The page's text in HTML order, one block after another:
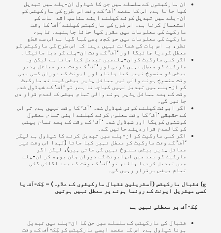
ان مارکیٹوں کے سلسلے میں جن کا شیڈول ان-پلے میں تبدیل
کیا جانا ہے، اس کا مقصد ‘آف’ کے وقت اس طرح کی مارکیٹس کو
ان-پلے میں تبدیل کرنے کیلئے اپنے مناسب اقدامات کو
استعمال کرنا ہے۔ اس طرح کی مارکیٹس کیلئے ‘آف’ کا وقت
مارکیٹ کی معلومات میں مقرر کیا جانا چاہئیے۔ تاہم،
مارکیٹ کی معلومات میں جو کچھ بھی کہا گیا ہے اس سے قطع
نظر، یہ اس بات کی ضمانت نہیں دیتا کہ اس طرح کی مارکیٹس کو
معطل کردیا جائیگا اور ‘آف’ کے وقت ان-پلے کر دیا جائیگا۔
اگر کسی مارکیٹ کوان-پلےمیں تبدیل کیا جانا ہے لیکن وہ
مارکیٹ کو معطل نہیں کرتی اور ‘آف’ کے وقت غیر مماثل پذیر
بیٹس کو منسوخ نہیں کیا جاتا، اور ایونٹ کے دوران کسی بھی
وقت منسوخ ہونے والی غیر مماثل پذیر بیٹس کیساتھ مارکیٹ
کو ان-پلے میں تبدیل نہیں کیاجاتا ہے، تو ‘آف’ کے شیڈول شدہ
وقت کے بعد مماثل پذیر ہونے والی تمام بیٹس کالعدم قرار دی
جائیں گی۔
اگر
ایونٹ کیلئے کوئی شیڈول شدہ ‘آف’ کا وقت نہیں ہے، تو اس
کے حقیقی ‘آف’ کا وقت معلوم کرنے کیلئے اپنی تمام معقول
کوششوں کریگا اور شیڈول شدہ ‘آف’ کے وقت کے بعد تمام بیٹس
کو کالعدم قراردیئے جائیں گے۔
اگر کسی مارکیٹ کو ان-پلے میں تبدیل کرنے کا شیڈول ہے لیکن
‘آف’ کے وقت مارکیٹ کو معطل نہیں کیا جاتا (لہذا اس وقت غیر
مماثل پذیر
بیٹس منسوخ نہیں کی جاتی ہیں)، لیکن اگر
مارکیٹ کو بعد میں اس ایونٹ کے دوران جان بوجھ کر ان-پلے
میں تبدیل کردیا جائے، تو ‘آف’ کے وقت کے بعد لگائی گئی
تمام بیٹس برقرار رہیں گی۔
ج) فٹبال مارکیٹس (آسٹریلین فٹبال مارکیٹوں کے علاوہ) – کِک-آف یا
کسی میٹریل ایونٹ کے رونما ہونے پر معطل نہیں ہوتیں
کِک-آف پر معطلی نہیں ہے
فٹبال کی مارکیٹس کے سلسلے میں جن کا ان-پلے میں تبدیل
ہونا شیڈول ہے، اس کا مقصد ایسی مارکیٹس کو کِک-آف کے وقت